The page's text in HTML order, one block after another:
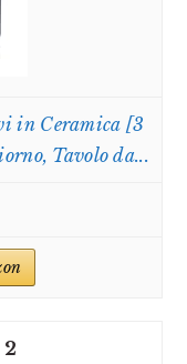
in Ceramica [3
Tavolo da...
2